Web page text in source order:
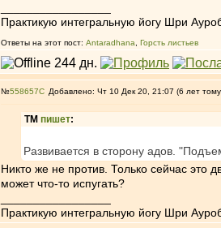
Практикую интегральную йогу Шри
Ответы на этот пост: Antaradhana Горсть листьев
№558657 Добавлено: Чт 10 Дек 20, 21:07 (6 лет
ТМ пишет:
Развивается в сторону адов.
Никто же не против. Только сейчас это
может что-то испугать?
Практикую интегральную йогу Шри